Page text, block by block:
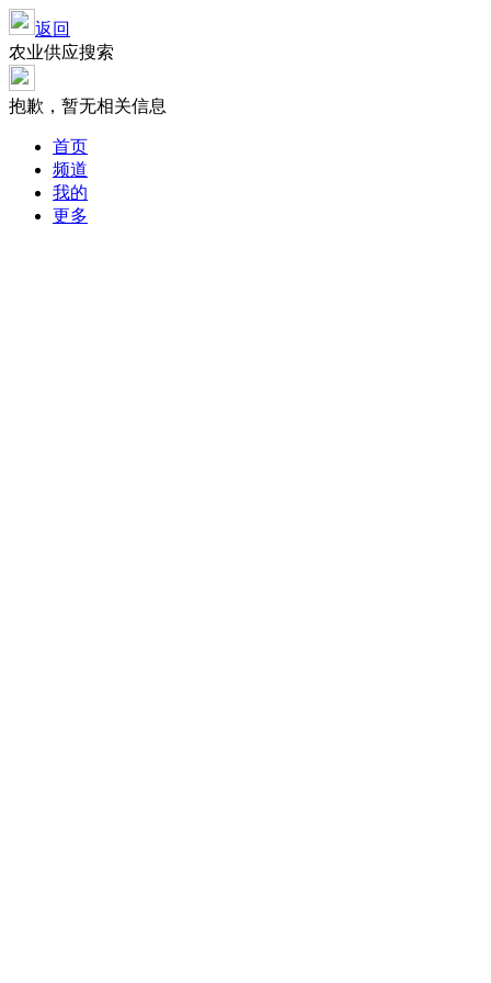
返回
农业供应搜索
抱歉，暂无相关信息
首页
频道
我的
更多